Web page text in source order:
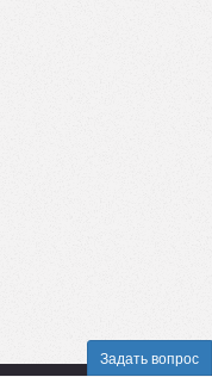
Задать вопрос